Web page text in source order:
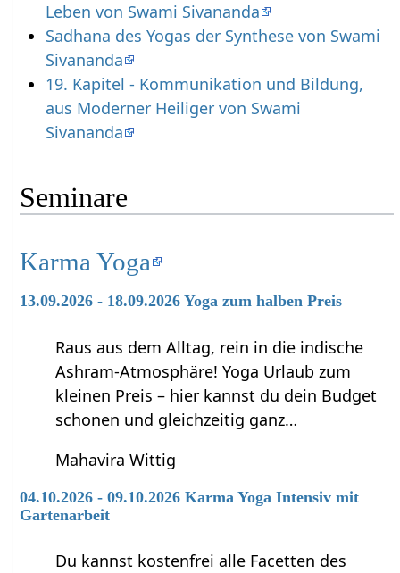
Leben von Swami Sivananda
Sadhana des Yogas der Synthese von Swami
Sivananda
19. Kapitel - Kommunikation und Bildung,
aus Moderner Heiliger von Swami
Sivananda
Seminare
Karma Yoga
13.09.2026 - 18.09.2026 Yoga zum halben Preis
Raus aus dem Alltag, rein in die indische
Ashram-Atmosphäre! Yoga Urlaub zum
kleinen Preis – hier kannst du dein Budget
schonen und gleichzeitig ganz…
Mahavira Wittig
04.10.2026 - 09.10.2026 Karma Yoga Intensiv mit
Gartenarbeit
Du kannst kostenfrei alle Facetten des